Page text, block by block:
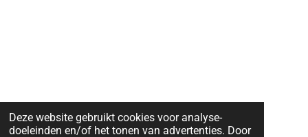
Deze website gebruikt cookies voor analyse-
doeleinden en/of het tonen van advertenties. Door